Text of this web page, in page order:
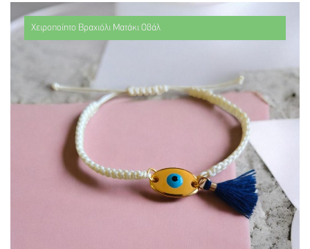
Χειροποίητο Βραχιόλι Ματάκι Οβάλ